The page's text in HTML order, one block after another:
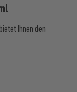
Ihnen den